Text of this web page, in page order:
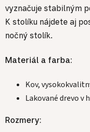
vyznačuje stabilným
K stolíku nájdete aj
nočný stolík.
Materiál a farba:
Kov,
Lakované drevo v
Rozmery: